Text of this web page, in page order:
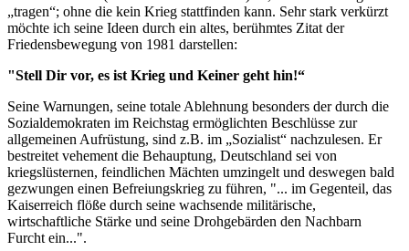
„tragen“; ohne die kein Krieg stattfinden kann. Sehr stark verkürzt
möchte ich seine Ideen durch ein altes, berühmtes Zitat der
Friedensbewegung von 1981 darstellen:
"Stell Dir vor, es ist Krieg und Keiner geht hin!“
Seine Warnungen, seine totale Ablehnung besonders der durch die
Sozialdemokraten im Reichstag ermöglichten Beschlüsse zur
allgemeinen Aufrüstung, sind z.B. im „Sozialist“ nachzulesen. Er
bestreitet vehement die Behauptung, Deutschland sei von
kriegslüsternen, feindlichen Mächten umzingelt und deswegen bald
gezwungen einen Befreiungskrieg zu führen, "... im Gegenteil, das
Kaiserreich flöße durch seine wachsende militärische,
wirtschaftliche Stärke und seine Drohgebärden den Nachbarn
Furcht ein...".